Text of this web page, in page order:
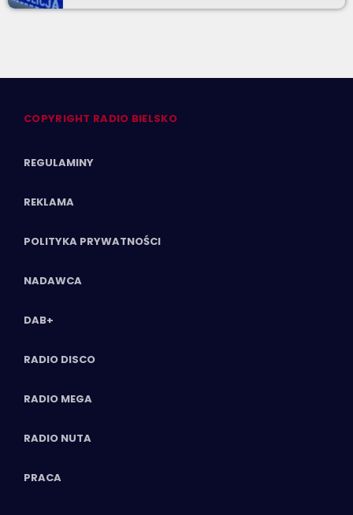
COPYRIGHT RADIO BIELSKO
REGULAMINY
REKLAMA
POLITYKA PRYWATNOŚCI
NADAWCA
DAB+
RADIO DISCO
RADIO MEGA
RADIO NUTA
PRACA